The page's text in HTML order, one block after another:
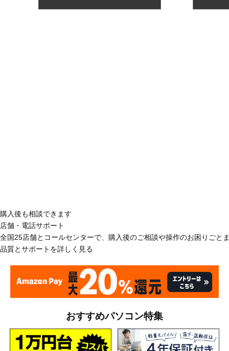
購入後も相談できます
店舗・電話サポート
全国25店舗とコールセンターで、購入後のご相談や操作のお困りごと
品質とサポートを詳しく見る
おすすめパソコン特集